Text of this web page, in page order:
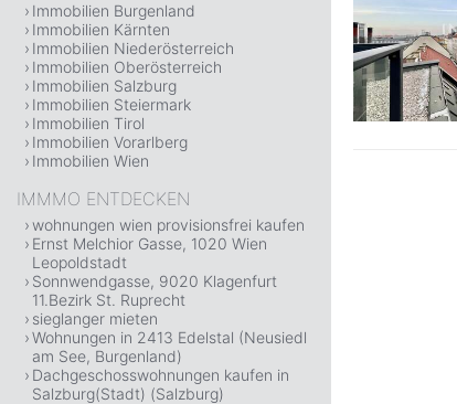
Immobilien Burgenland
Immobilien Kärnten
Immobilien Niederösterreich
Immobilien Oberösterreich
Immobilien Salzburg
Immobilien Steiermark
Immobilien Tirol
Immobilien Vorarlberg
Immobilien Wien
IMMMO ENTDECKEN
wohnungen wien provisionsfrei kaufen
Ernst Melchior Gasse, 1020 Wien
Leopoldstadt
Sonnwendgasse, 9020 Klagenfurt
11.Bezirk St. Ruprecht
sieglanger mieten
Wohnungen in 2413 Edelstal (Neusiedl
am See, Burgenland)
Dachgeschosswohnungen kaufen in
Salzburg(Stadt) (Salzburg)